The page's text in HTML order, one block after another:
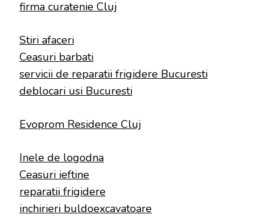
firma curatenie Cluj
Stiri afaceri
Ceasuri barbati
servicii de reparatii frigidere Bucuresti
deblocari usi Bucuresti
Evoprom Residence Cluj
Inele de logodna
Ceasuri ieftine
reparatii frigidere
inchirieri buldoexcavatoare